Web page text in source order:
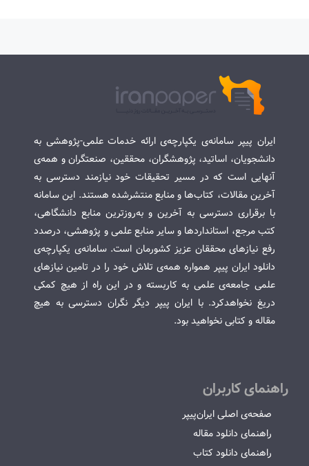
ایران پیپر سامانه‌ی یکپارچه‌ی ارائه خدمات علمی-پژوهشی به
دانشجویان، اساتید، پژوهشگران، محققین، صنعتگران و همه‌ی
آنهایی است که در مسیر تحقیقات خود نیازمند دسترسی به
آخرین مقالات، کتاب‌ها و منابع منتشرشده هستند. این سامانه
با برقراری دسترسی به آخرین و به‌روزترین منابع دانشگاهی،
کتب مرجع، استانداردها و سایر منابع علمی و پژوهشی، درصدد
رفع نیازهای محققان عزیز کشورمان است. سامانه‌ی یکپارچه‌ی
دانلود ایران پیپر همواره همه‌ی تلاش خود را در تامین نیازهای
علمی جامعه‌ی علمی به کاربسته و در این راه از هیچ کمکی
دریغ نخواهدکرد. با ایران پیپر دیگر نگران دسترسی به هیچ
مقاله و کتابی نخواهید بود.
راهنمای کاربران
صفحه‌ی اصلی ایران‌پیپر
راهنمای دانلود مقاله
راهنمای دانلود کتاب